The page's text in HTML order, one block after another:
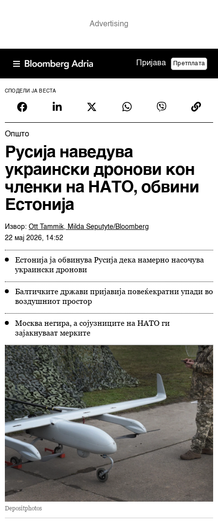
Пријава Претплата
СПОДЕЛИ ЈА ВЕСТА
Општо
Русија наведува
украински дронови кон
членки на НАТО, обвини
Естонија
Извор: Ott Tammik, Milda Seputyte/Bloomberg
22 мај 2026, 14:52
Естонија ја обвинува Русија дека намерно насочува
украински дронови
Балтичките држави пријавија повеќекратни упади во
воздушниот простор
Москва негира, а сојузниците на НАТО ги
зајакнуваат мерките
Depositphotos